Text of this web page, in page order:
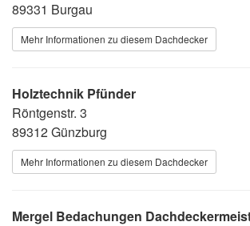
89331 Burgau
Mehr Informationen zu diesem Dachdecker
Holztechnik Pfünder
Röntgenstr. 3
89312 Günzburg
Mehr Informationen zu diesem Dachdecker
Mergel Bedachungen